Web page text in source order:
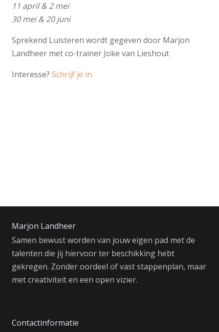
11 april & 2 mei
30 mei & 20 juni
Sprekend Luisteren wordt gegeven door Marjon
Landheer met co-trainer Joke van Lieshout
Interesse? Schrijf je in.
Marjon Landheer
Samen bewust worden van jouw eigen pad met de
talenten die jij hiervoor ter beschikking hebt
gekregen. Zonder oordeel of vast stappenplan, maar
met creativiteit en een open vizier.
Contactinformatie